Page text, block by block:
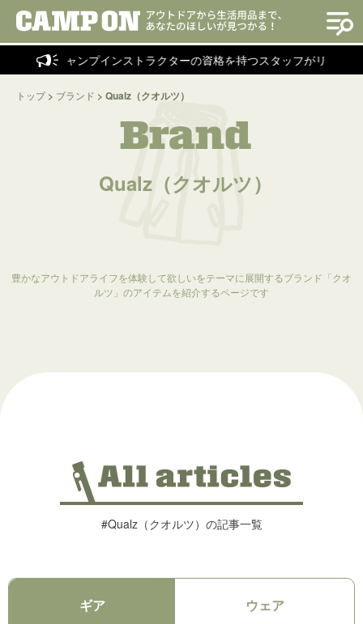
キャンプインストラクターの資格を持つスタッフがリアルに
トップ> ブランド > Qualz（クオルツ）
Brand
Qualz（クオルツ）
豊かなアウトドアライフを体験して欲しいをテーマに展開するブランド「クオ
ルツ」のアイテムを紹介するページです
#Qualz（クオルツ）の記事一覧
ギア ウェア